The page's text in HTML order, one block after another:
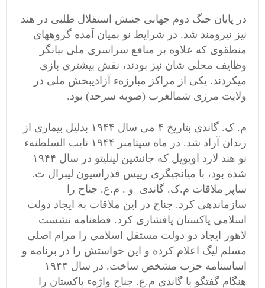
در پایان جنگ دوم جهانی جنبش استقلال طلبی در هند
نیز نیرومند شد. در شرایط نو بمیان آمده گروههای
منطقوی که علاوه بر منافع سراسری ملی بیانگر
وظایف محلی شان نیز بودند، نقش بیشتری بازی
میکردند. یکی از مراکز مبارزهء آزادیبخش ملی در
ولایت مرزی شمالغرب (صوبه سرحد) بود.
م. ک. گاندی بتاریخ ۴ می سال ۱۹۴۴ بدلیل بیماری از
زندان آزاد شد. در ماه سپتامبر ۱۹۴۴ نایب السلطنهء
نو هند لارد اویویل که جانشین لینلیتو در سال ۱۹۴۴
شده بود، با میانجیگری رییس فدراسیون لیبرال ت.
ساپر ملاقات م.ک. گاندی و . م.ع. جناح را
سازماندهی کرد. جناح در این ملاقات به ایجاد دولت
اسلامی پاکستان پافشاری کرد. قطعنامه نشست
لاهور ایجاد دو دولت مستقل اسلامی را مرام اصلی
مسلم لیگ اعلام کرده و این خواستش را در برنامه و
اساسنامه حزب مشخص ساخت. در سال ۱۹۴۴
هنگام گفتگو با گاندی م.ع. جناح واژهء پاکستان را